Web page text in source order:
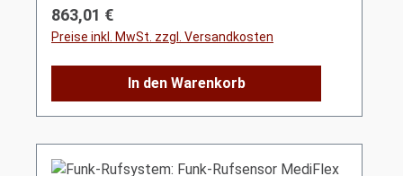
Regulärer Preis:
863,01 €
Preise inkl. MwSt. zzgl. Versandkosten
In den Warenkorb